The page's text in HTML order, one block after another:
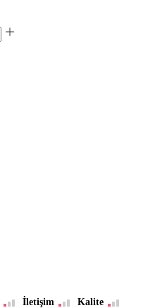
İletişim Kalite